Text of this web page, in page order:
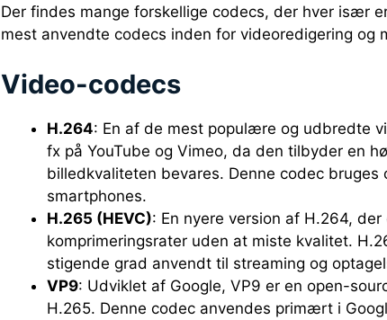
Der findes mange forskellige codecs, der hver især
mest anvendte codecs inden for videoredigering og
Video-codecs
H.264: En af de mest populære og udbredte
fx på YouTube og Vimeo, da den tilbyder en
billedkvaliteten bevares. Denne codec bruges
smartphones.
H.265 (HEVC): En nyere version af H.264,
komprimeringsrater uden at miste kvalitet.
stigende grad anvendt til streaming og
VP9: Udviklet af Google, VP9 er en open-
H.265. Denne codec anvendes primært i